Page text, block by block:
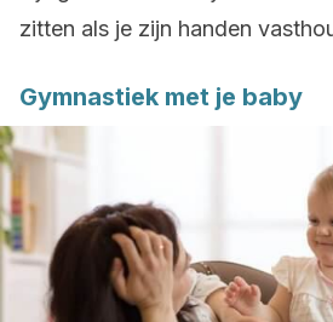
zitten als je zijn handen
Gymnastiek met je baby